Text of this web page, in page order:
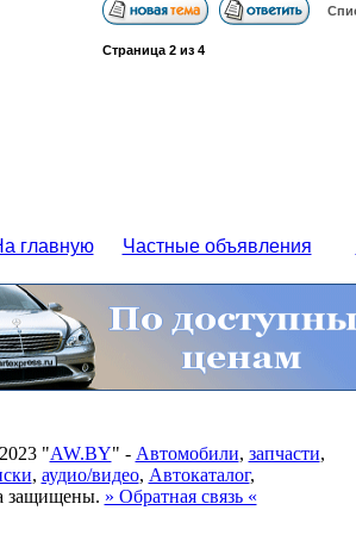
Страница 2из 4
главную Частные объявления
"AW.BY" - Автомобили, запчасти,
, аудио/видео, Автокаталог,
защищены. » Обратная связь «